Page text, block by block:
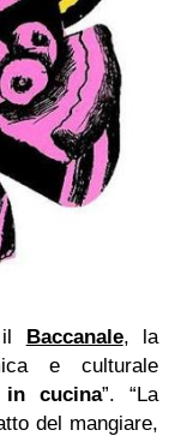
il Baccanale, la
e culturale
in cucina”.“La
del mangiare,